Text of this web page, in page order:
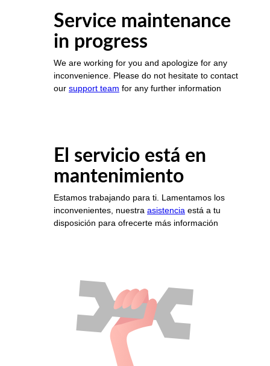
Service maintenance
in progress
We are working for you and apologize for any
inconvenience. Please do not hesitate to contact
our support team for any further information
El servicio está en
mantenimiento
Estamos trabajando para ti. Lamentamos los
inconvenientes, nuestra asistencia está a tu
disposición para ofrecerte más información